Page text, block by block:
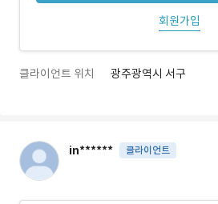
회원가입
클라이언트 위치 광주광역시 서구
in****** 클라이언트